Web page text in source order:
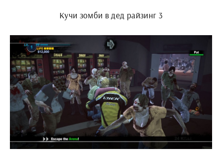
Кучи зомби в дед райзинг 3